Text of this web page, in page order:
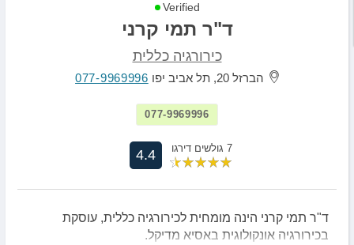
Verified
ד"ר תמי קרני
כירורגיה כללית
הברזל 20, תל אביב יפו 077-9969996
077-9969996
7 גולשים דירגו 4.4
ד"ר תמי קרני הינה מומחית לכירורגיה כללית, עוסקת
בכירורגיה אונקולוגית באסיא מדיקל.